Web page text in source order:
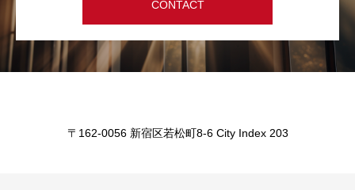
CONTACT
〒162-0056 新宿区若松町8-6 City Index 203